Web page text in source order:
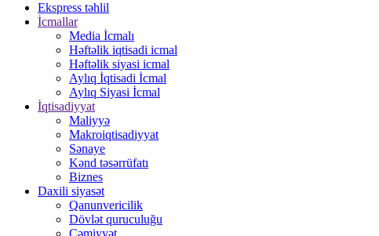
Ekspress təhlil
İcmallar
Media İcmalı
Həftəlik iqtisadi icmal
Həftəlik siyasi icmal
Aylıq İqtisadi İcmal
Aylıq Siyasi İcmal
İqtisadiyyat
Maliyyə
Makroiqtisadiyyat
Sənaye
Kənd təsərrüfatı
Biznes
Daxili siyasət
Qanunvericilik
Dövlət quruculuğu
Cəmiyyət